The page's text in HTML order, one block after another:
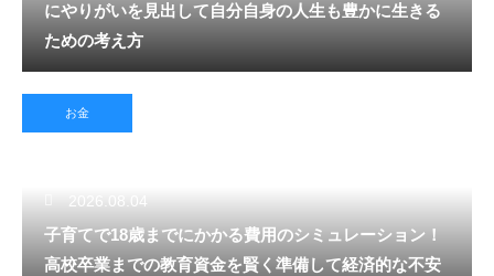
にやりがいを見出して自分自身の人生も豊かに生きる
ための考え方
お金
2026.08.04
子育てで18歳までにかかる費用のシミュレーション！
高校卒業までの教育資金を賢く準備して経済的な不安